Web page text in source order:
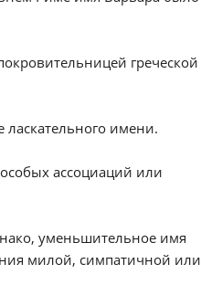
греческой
ласкательного имени.
ассоциаций или
уменьшительное имя
милой, симпатичной или